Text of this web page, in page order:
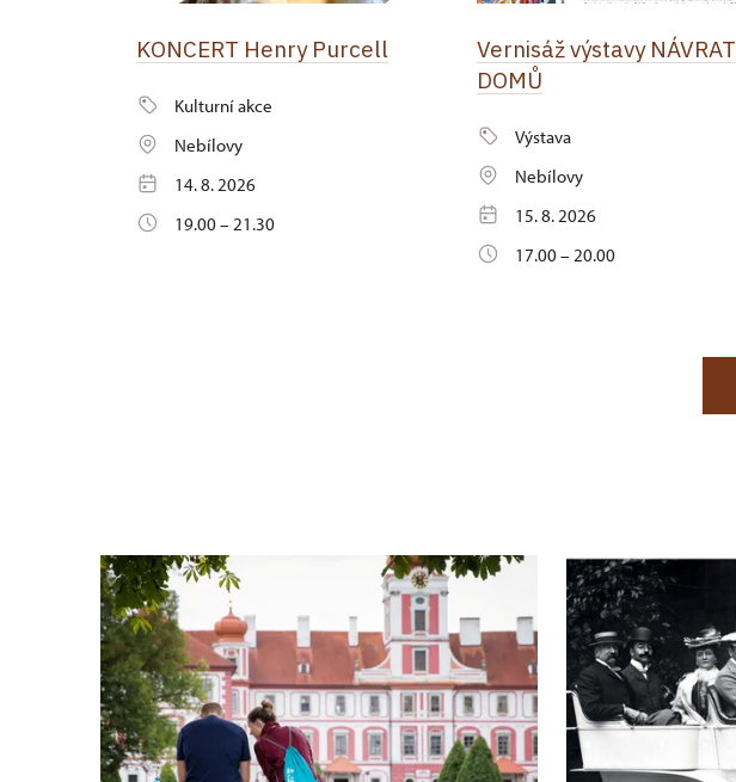
KONCERT Henry Purcell
Kulturní akce
Nebílovy
14. 8. 2026
19.00 – 21.30
Vernisáž výstavy NÁVRAT
DOMŮ
Výstava
Nebílovy
15. 8. 2026
17.00 – 20.00